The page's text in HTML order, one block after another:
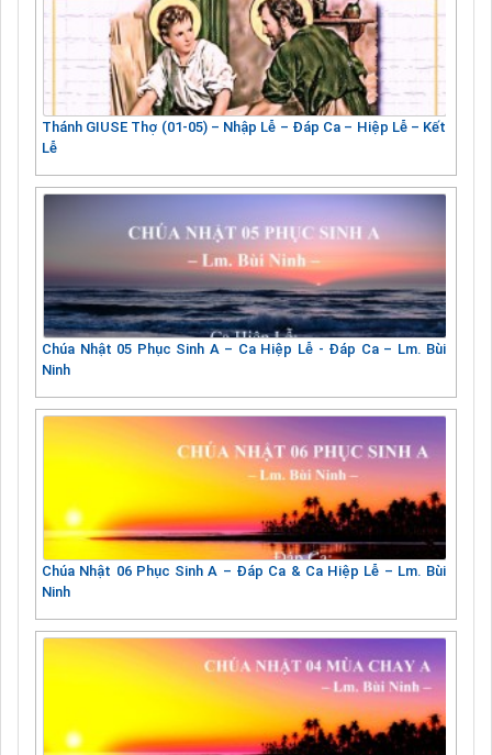
Thánh GIUSE Thợ (01-05) – Nhập Lễ – Đáp Ca – Hiệp Lễ – Kết
Lễ
Chúa Nhật 05 Phục Sinh A – Ca Hiệp Lễ - Đáp Ca – Lm. Bùi
Ninh
Chúa Nhật 06 Phục Sinh A – Đáp Ca & Ca Hiệp Lễ – Lm. Bùi
Ninh